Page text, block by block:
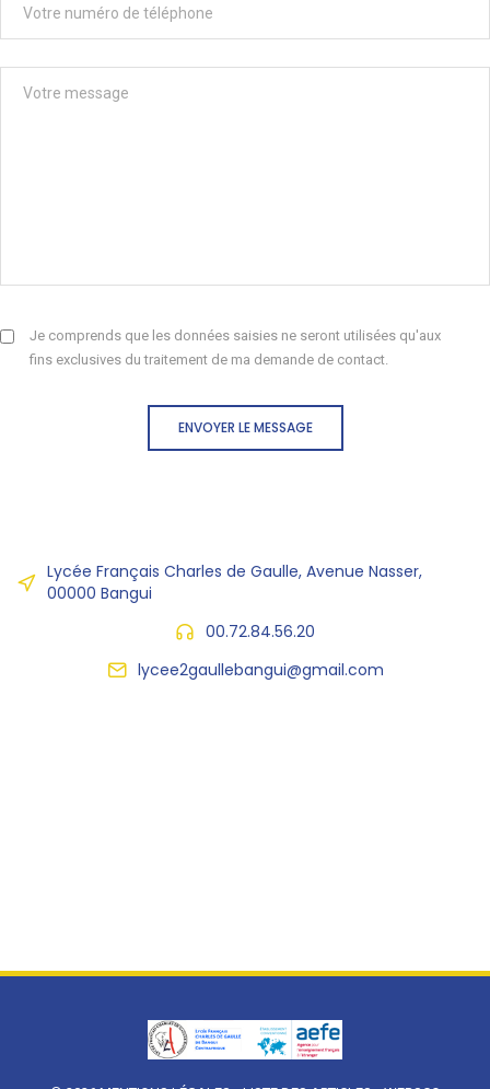
Je comprends que les données saisies ne seront utilisées qu'aux
fins exclusives du traitement de ma demande de contact.
ENVOYER LE MESSAGE
Lycée Français Charles de Gaulle, Avenue Nasser,
00000 Bangui
00.72.84.56.20
lycee2gaullebangui@gmail.com